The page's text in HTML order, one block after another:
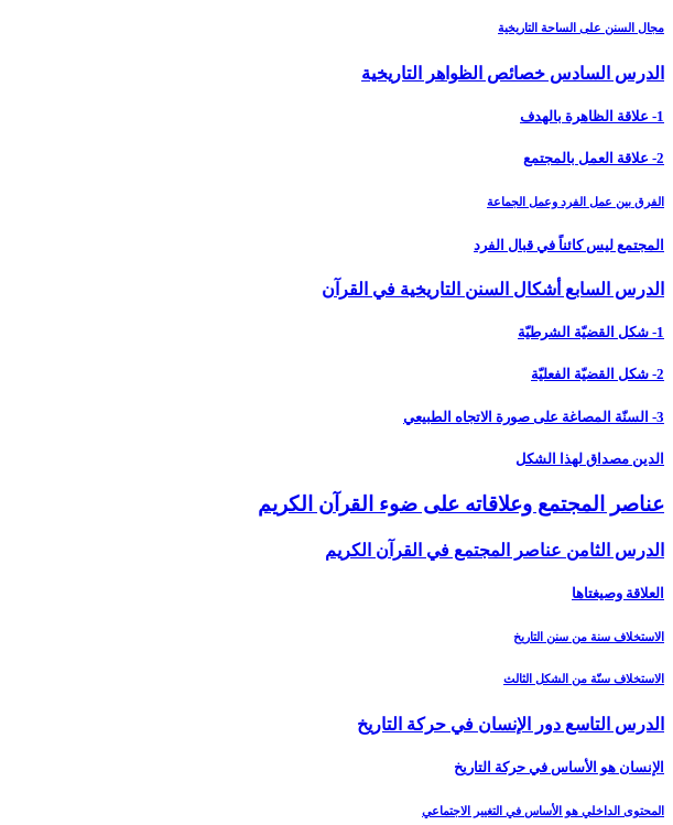
مجال السنن على الساحة التاريخية
الدرس السادس خصائص الظواهر التاريخية
1- علاقة الظاهرة بالهدف
2- علاقة العمل بالمجتمع
الفرق بين عمل الفرد وعمل الجماعة
المجتمع ليس كائناً في قبال الفرد
الدرس السابع أشكال السنن التاريخية في القرآن‏
1- شكل القضيّة الشرطيّة
2- شكل القضيّة الفعليّة
3- السنّة المصاغة على صورة الاتجاه الطبيعي
الدين مصداق لهذا الشكل
عناصر المجتمع وعلاقاته على ضوء القرآن الكريم‏
الدرس الثامن عناصر المجتمع في القرآن الكريم‏
العلاقة وصيغتاها
الاستخلاف سنة من سنن التاريخ
الاستخلاف سنّة من الشكل الثالث
الدرس التاسع دور الإنسان في حركة التاريخ‏
الإنسان هو الأساس في حركة التاريخ
المحتوى الداخلي هو الأساس في التغيير الاجتماعي